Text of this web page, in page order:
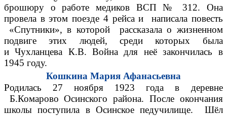
брошюру о работе медиков ВСП № 312. Она
провела в этом поезде 4 рейса и написала повесть
«Спутники», в которой рассказала о жизненном
подвиге этих людей, среди которых была
и Чухланцева К.В. Война для неё закончилась в
1945 году.
Кошкина Мария Афанасьевна
Родилась 27 ноября 1923 года в деревне
Б.Комарово Осинского района. После окончания
школы поступила в Осинское педучилище. Шёл